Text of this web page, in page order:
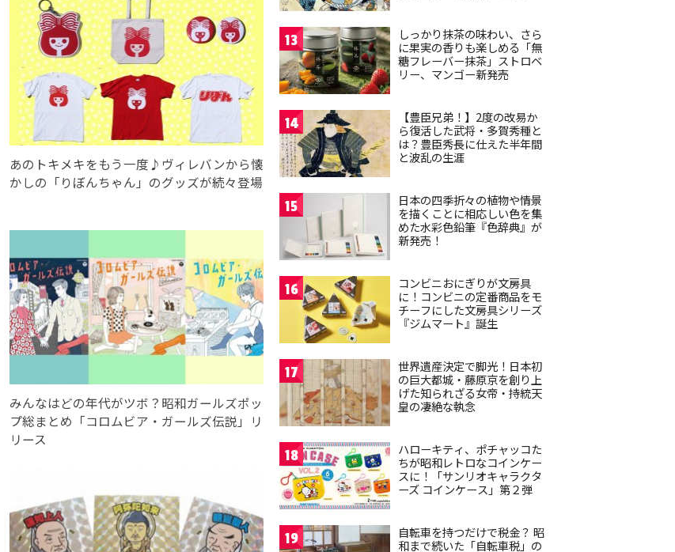
あのトキメキをもう一度♪ヴィレバンから懐
かしの「りぼんちゃん」のグッズが続々登場
みんなはどの年代がツボ？昭和ガールズポッ
プ総まとめ「コロムビア・ガールズ伝説」リ
リース
13
しっかり抹茶の味わい、さら
に果実の香りも楽しめる「無
糖フレーバー抹茶」ストロベ
リー、マンゴー新発売
14
【豊臣兄弟！】2度の改易か
ら復活した武将・多賀秀種と
は？豊臣秀長に仕えた半年間
と波乱の生涯
15
日本の四季折々の植物や情景
を描くことに相応しい色を集
めた水彩色鉛筆『色辞典』が
新発売！
16
コンビニおにぎりが文房具
に！コンビニの定番商品をモ
チーフにした文房具シリーズ
『ジムマート』誕生
17
世界遺産決定で脚光！日本初
の巨大都城・藤原京を創り上
げた知られざる女帝・持統天
皇の凄絶な執念
18
ハローキティ、ポチャッコた
ちが昭和レトロなコインケー
スに！「サンリオキャラクタ
ーズ コインケース」第２弾
19
自転車を持つだけで税金？ 昭
和まで続いた「自転車税」の